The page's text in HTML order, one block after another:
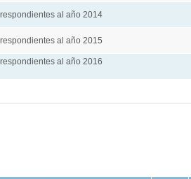
al año 2014
al año 2015
al año 2016